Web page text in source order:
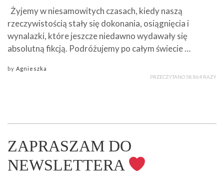
Żyjemy w niesamowitych czasach, kiedy naszą
rzeczywistością stały się dokonania, osiągnięcia i
wynalazki, które jeszcze niedawno wydawały się
absolutną fikcją. Podróżujemy po całym świecie …
by Agnieszka
PRZECZYTANO 58 864 RAZY
ZAPRASZAM DO
NEWSLETTERA